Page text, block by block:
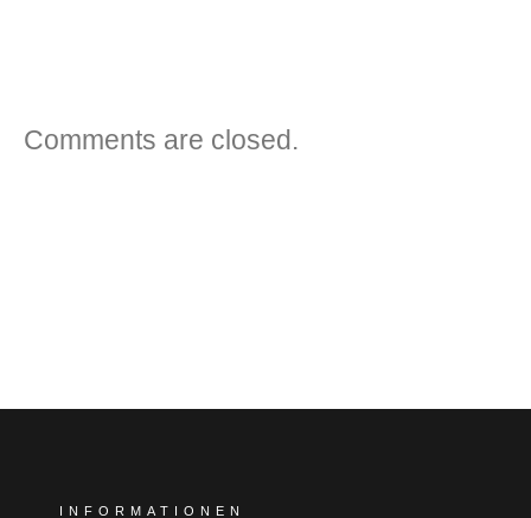
Comments are closed.
INFORMATIONEN